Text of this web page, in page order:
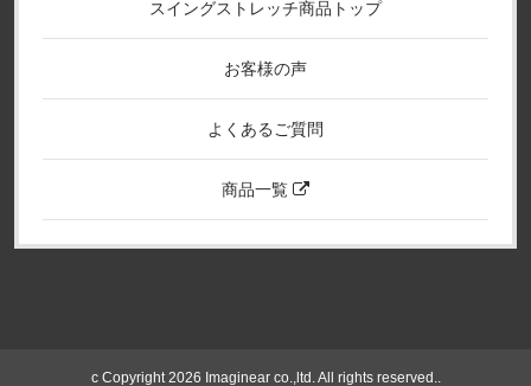
スイングストレッチ商品トップ
お客様の声
よくあるご質問
商品一覧
c Copyright 2026 Imaginear co.,ltd. All rights reserved..